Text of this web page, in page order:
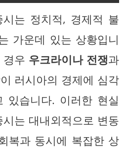
는 정치적, 경제적 불
가운데 있는 상황입니
경우 우크라이나 전쟁과
러시아의 경제에 심각
있습니다. 이러한 현실
는 대내외적으로 변동
복과 동시에 복잡한 상